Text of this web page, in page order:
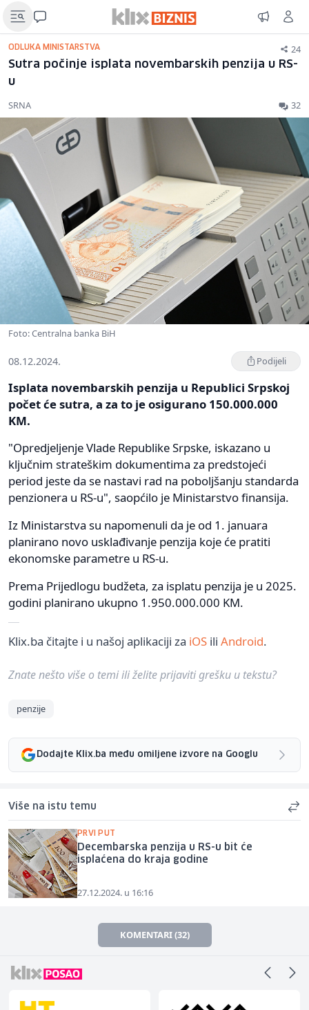
ODLUKA MINISTARSTVA 24
Sutra počinje isplata novembarskih penzija u RS-
u
SRNA 32
Foto: Centralna banka BiH
08.12.2024. Podijeli
Isplata novembarskih penzija u Republici Srpskoj
počet će sutra, a za to je osigurano 150.000.000
KM.
"Opredjeljenje Vlade Republike Srpske, iskazano u
ključnim strateškim dokumentima za predstojeći
period jeste da se nastavi rad na poboljšanju standarda
penzionera u RS-u", saopćilo je Ministarstvo finansija.
Iz Ministarstva su napomenuli da je od 1. januara
planirano novo usklađivanje penzija koje će pratiti
ekonomske parametre u RS-u.
Prema Prijedlogu budžeta, za isplatu penzija je u 2025.
godini planirano ukupno 1.950.000.000 KM.
Klix.ba čitajte i u našoj aplikaciji za iOS ili Android.
Znate nešto više o temi ili želite prijaviti grešku u tekstu?
penzije
Dodajte Klix.ba među omiljene izvore na Googlu
Više na istu temu
PRVI PUT
Decembarska penzija u RS-u bit će
isplaćena do kraja godine
27.12.2024. u 16:16
KOMENTARI (32)